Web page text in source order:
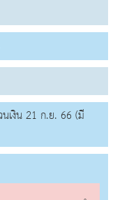
เงิน 21 ก.ย. 66 (มี